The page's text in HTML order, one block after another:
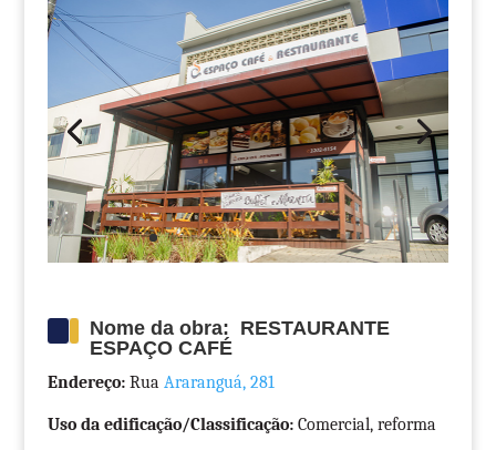
Nome da obra: RESTAURANTE
ESPAÇO CAFÉ
Endereço:Rua Araranguá, 281
Uso da edificação/Classificação:Comercial, reforma